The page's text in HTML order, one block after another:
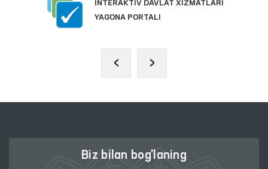
INTERAKTIV DAVLAT XIZMATLARI
YAGONA PORTALI
‹ ›
Biz bilan bog'laning